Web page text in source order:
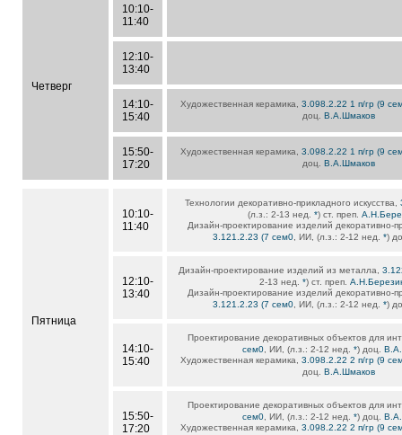
Четверг
10:10-
11:40
12:10-
13:40
14:10-
15:40
Художественная керамика,3.098.2.22 1 п/гр (9
доц.В.А.Шмаков
15:50-
17:20
Художественная керамика,3.098.2.22 1 п/гр (9
доц.В.А.Шмаков
Пятница
10:10-
11:40
Технологии декоративно-прикладного искусства,
(л.з.: 2-13 нед. *) ст. преп.
Дизайн-проектирование изделий декоративно-
3.121.2.23 (7 сем0 , ИИ, (л.з.: 2-12 нед.*)
12:10-
13:40
Дизайн-проектирование изделий из металла,
2-13 нед. *) ст. преп.
Дизайн-проектирование изделий декоративно-
3.121.2.23 (7 сем0 , ИИ, (л.з.: 2-12 нед.*)
14:10-
15:40
Проектирование декоративных объектов для
сем0 , ИИ, (л.з.: 2-12 нед.*) доц.
Художественная керамика,3.098.2.22 2 п/гр (9
доц.В.А.Шмаков
15:50-
17:20
Проектирование декоративных объектов для
сем0 , ИИ, (л.з.: 2-12 нед.*) доц.
Художественная керамика,3.098.2.22 2 п/гр (9